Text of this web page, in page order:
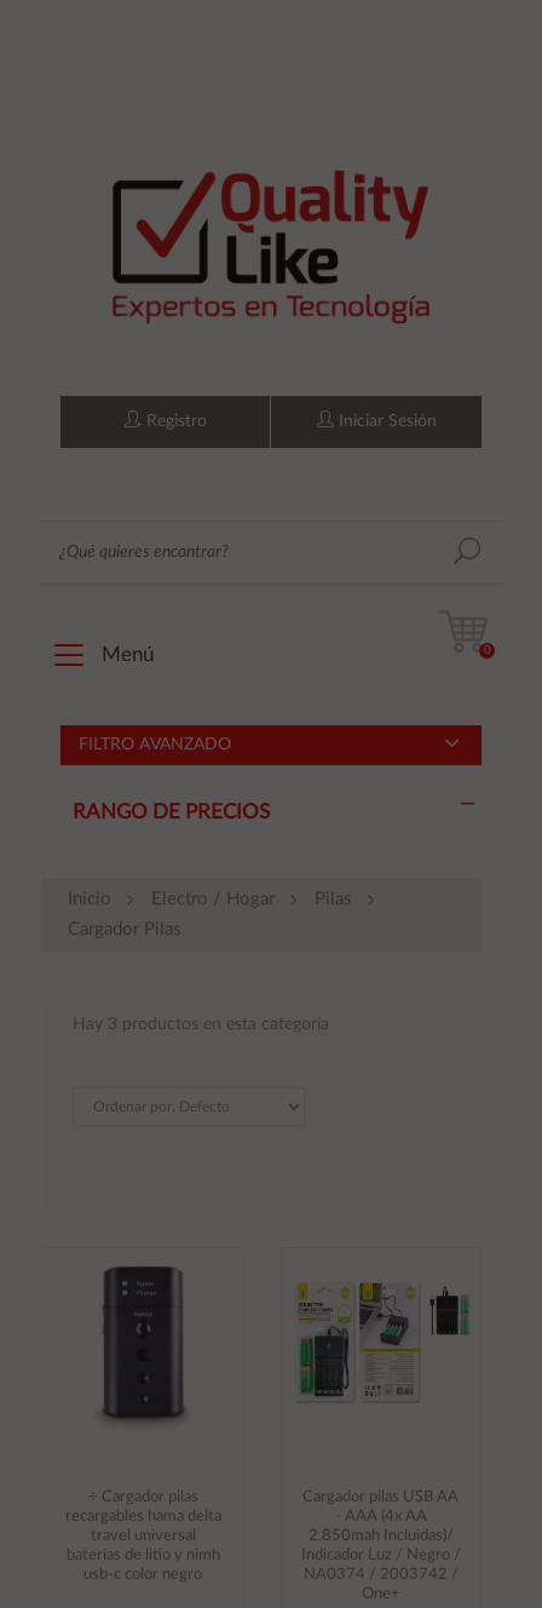
Registro Iniciar Sesión
Menú 0
FILTRO AVANZADO
RANGO DE PRECIOS
Inicio Electro / Hogar
Pilas
Cargador Pilas
Hay 3 productos en esta categoría
÷ Cargador pilas
recargables hama delta
travel universal
baterias de litio y nimh
usb-c color negro
Cargador pilas USB AA
- AAA (4x AA
2.850mah Incluidas)/
Indicador Luz / Negro /
NA0374 / 2003742 /
One+